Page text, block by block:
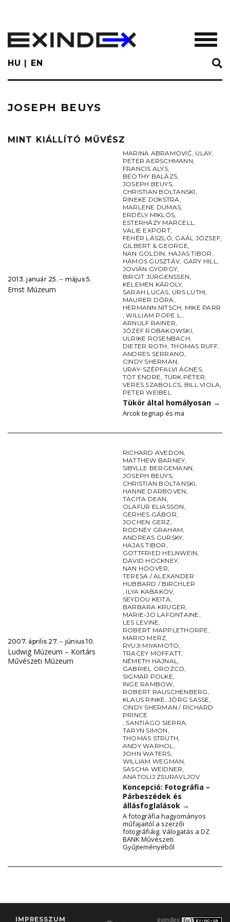
main
content
HU EN
JOSEPH BEUYS
MINT KIÁLLÍTÓ MŰVÉSZ
2013. január 25. ‒ május 5.
Ernst Múzeum
MARINA ABRAMOVIĆ, ULAY,
PETER AERSCHMANN,
FRANCIS ALŸS,
BEÖTHY BALÁZS,
JOSEPH BEUYS,
CHRISTIAN BOLTANSKI,
RINEKE DIJKSTRA,
MARLENE DUMAS,
ERDÉLY MIKLÓS,
ESTERHÁZY MARCELL,
VALIE EXPORT,
FEHÉR LÁSZLÓ, GAÁL JÓZSEF,
GILBERT & GEORGE,
NAN GOLDIN, HAJAS TIBOR,
HÁMOS GUSZTÁV, GARY HILL,
JOVIÁN GYÖRGY,
BIRGIT JÜRGENSSEN,
KELEMEN KÁROLY,
SARAH LUCAS, URS LÜTHI,
MAURER DÓRA,
HERMANN NITSCH, MIKE PARR
,WILLIAM POPE L.,
ARNULF RAINER,
JÓZEF ROBAKOWSKI,
ULRIKE ROSENBACH,
DIETER ROTH,THOMAS RUFF,
ANDRES SERRANO,
CINDY SHERMAN,
URAY-SZÉPFALVI ÁGNES,
TÓT ENDRE, TÜRK PÉTER,
VERES SZABOLCS, BILL VIOLA,
PETER WEIBEL
Tükör által homályosan →
Arcok tegnap és ma
2007. április 27. ‒ június 10.
Ludwig Múzeum – Kortárs
Művészeti Múzeum
RICHARD AVEDON,
MATTHEW BARNEY,
SIBYLLE BERGEMANN,
JOSEPH BEUYS,
CHRISTIAN BOLTANSKI,
HANNE DARBOVEN,
TACITA DEAN,
OLAFUR ELIASSON,
GERHES GÁBOR,
JOCHEN GERZ,
RODNEY GRAHAM,
ANDREAS GURSKY,
HAJAS TIBOR,
GOTTFRIED HELNWEIN,
DAVID HOCKNEY,
NAN HOOVER,
TERESA / ALEXANDER
HUBBARD / BIRCHLER
, ILYA KABAKOV,
SEYDOU KEITA,
BARBARA KRUGER,
MARIE-JO LAFONTAINE,
LES LEVINE,
ROBERT MAPPLETHORPE,
MARIO MERZ,
RYUJI MIYAMOTO,
TRACEY MOFFATT,
NÉMETH HAJNAL,
GABRIEL OROZCO,
SIGMAR POLKE,
INGE RAMBOW,
ROBERT RAUSCHENBERG,
KLAUS RINKE,JÖRG SASSE,
CINDY SHERMAN / RICHARD
PRINCE
, SANTIAGO SIERRA,
TARYN SIMON,
THOMAS STRUTH,
ANDY WARHOL,
JOHN WATERS,
WILLIAM WEGMAN,
SASCHA WEIDNER,
ANATOLIJ ZSURAVLJOV
Koncepció: Fotográfia –
Párbeszédek és
állásfoglalások →
A fotográfia hagyományos
műfajaitól a szerzői
fotográfiáig. Válogatás a DZ
BANK Művészeti
Gyűjteményéből
IMPRESSZUM exindex